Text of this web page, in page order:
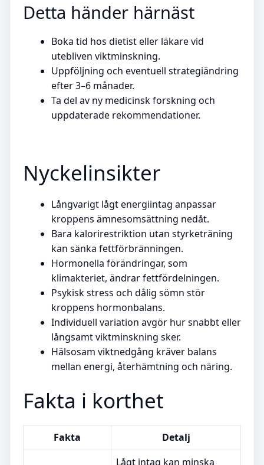
Detta händer härnäst
Boka tid hos dietist eller läkare vid
utebliven viktminskning.
Uppföljning och eventuell strategiändring
efter 3–6 månader.
Ta del av ny medicinsk forskning och
uppdaterade rekommendationer.
Nyckelinsikter
Långvarigt lågt energiintag anpassar
kroppens ämnesomsättning nedåt.
Bara kalorirestriktion utan styrketräning
kan sänka fettförbränningen.
Hormonella förändringar, som
klimakteriet, ändrar fettfördelningen.
Psykisk stress och dålig sömn stör
kroppens hormonbalans.
Individuell variation avgör hur snabbt eller
långsamt viktminskning sker.
Hälsosam viktnedgång kräver balans
mellan energi, återhämtning och näring.
Fakta i korthet
Fakta Detalj
Lågt intag kan minska